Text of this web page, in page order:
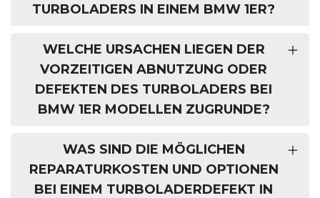
TURBOLADERS IN EINEM BMW 1ER?
WELCHE URSACHEN LIEGEN DER
VORZEITIGEN ABNUTZUNG ODER
DEFEKTEN DES TURBOLADERS BEI
BMW 1ER MODELLEN ZUGRUNDE?
WAS SIND DIE MÖGLICHEN
REPARATURKOSTEN UND OPTIONEN
BEI EINEM TURBOLADERDEFEKT IN